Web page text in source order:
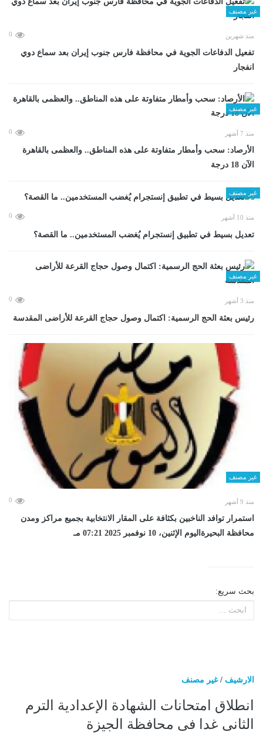
غير مصنف
منذ شهرين 0
تفعيل الدفاعات الجوية في محافظة فارس جنوب إيران بعد سماع دوي
انفجار
غير مصنف
منذ 7 أشهر 0
الأرصاد: سحب وأمطار متفاوتة على هذه المناطق.. والعظمى بالقاهرة
الآن 18 درجة
غير مصنف
منذ 10 أشهر 0
تعديل بسيط في تطبيق إنستجرام يُغضب المستخدمين.. ما القصة؟
غير مصنف
منذ 3 أشهر 0
رئيس بعثة الحج الرسمية: اكتمال وصول حجاج القرعة للأراضى المقدسة
غير مصنف
منذ 9 أشهر 0
استمرار توافد الناخبين بكثافة على المقار الانتخابية بجميع مراكز ومدن
محافظة البحيرةاليوم الإثنين، 10 نوفمبر 2025 07:21 مـ
بحث سريع:
الارشيف /غير مصنف
انطلاق امتحانات الشهادة الإعدادية الترم
الثانى غدا فى محافظة الجيزة